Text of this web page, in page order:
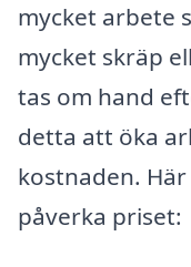
mycket arbete
mycket skräp
tas om hand
detta att öka
kostnaden.
påverka priset: